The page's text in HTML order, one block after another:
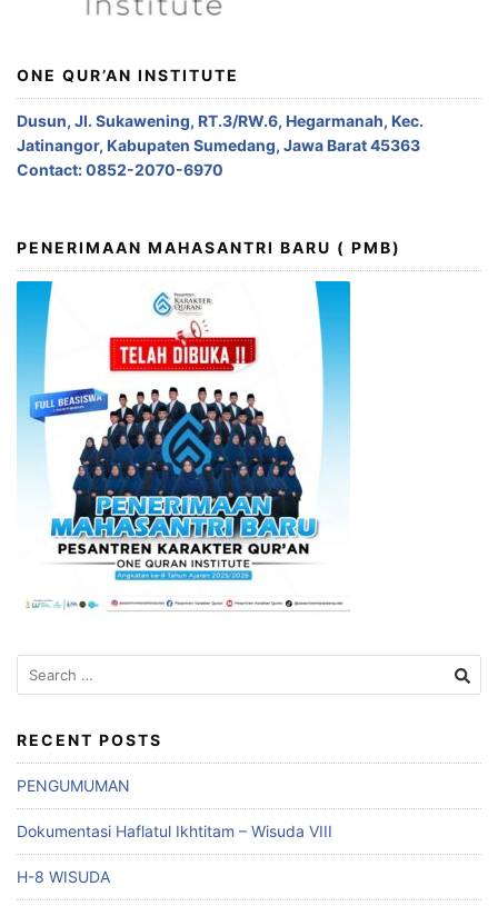
ONE QUR’AN INSTITUTE
Dusun, Jl. Sukawening, RT.3/RW.6, Hegarmanah, Kec.
Jatinangor, Kabupaten Sumedang, Jawa Barat 45363
Contact: 0852-2070-6970
PENERIMAAN MAHASANTRI BARU ( PMB)
Search
for:
RECENT POSTS
PENGUMUMAN
Dokumentasi Haflatul Ikhtitam – Wisuda VIII
H-8 WISUDA